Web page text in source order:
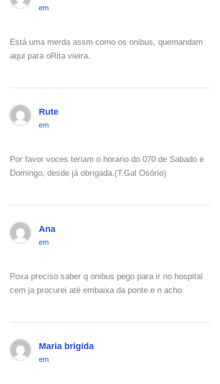
em
Está uma merda assm como os onibus, quemandam
aqui para oRita vieira.
Rute
em
Por favor voces teriam o horario do 070 de Sabado e
Domingo, desde já obrigada.(T.Gal Osório)
Ana
em
Poxa preciso saber q onibus pego para ir no hospital
cem ja procurei até embaixa da ponte e n acho
Maria brigida
em